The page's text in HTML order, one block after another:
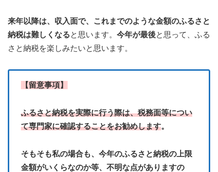
来年以降は、収入面で、これまでのような金額のふるさと
納税は難しくなると思います。 今年が最後と思って、ふる
さと納税を楽しみたいと思います。
【留意事項】
ふるさと納税を実際に行う際は、税務面等につい
て専門家に確認することをお勧めします。
そもそも私の場合も、今年のふるさと納税の上限
金額がいくらなのか等、不明な点がありますの